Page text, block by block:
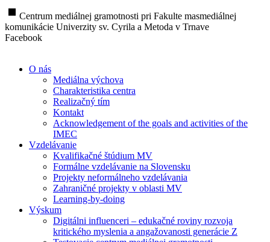
stop Centrum mediálnej gramotnosti pri Fakulte masmediálnej
komunikácie Univerzity sv. Cyrila a Metoda v Trnave
Facebook
O nás
Mediálna výchova
Charakteristika centra
Realizačný tím
Kontakt
Acknowledgement of the goals and activities of the
IMEC
Vzdelávanie
Kvalifikačné štúdium MV
Formálne vzdelávanie na Slovensku
Projekty neformálneho vzdelávania
Zahraničné projekty v oblasti MV
Learning-by-doing
Výskum
Digitálni influenceri – edukačné roviny rozvoja
kritického myslenia a angažovanosti generácie Z